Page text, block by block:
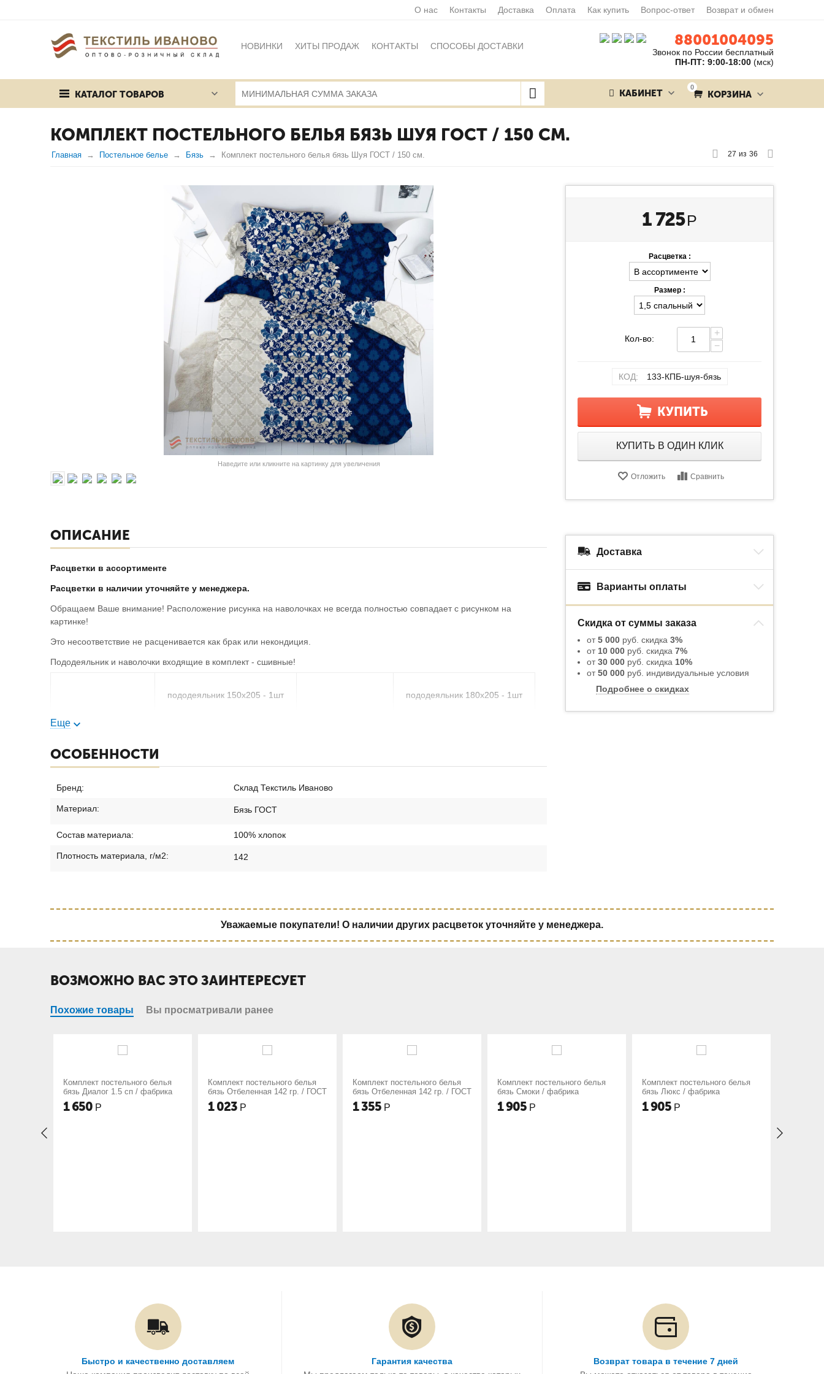
О нас Контакты Доставка Оплата Как купить Вопрос-ответ Возврат и обмен
НОВИНКИ ХИТЫ ПРОДАЖ КОНТАКТЫ СПОСОБЫ ДОСТАВКИ 88001004095
Звонок по России бесплатный
ПН-ПТ: 9:00-18:00 (мск)
КАТАЛОГ ТОВАРОВ
0
КОРЗИНА
КАБИНЕТ
КОМПЛЕКТ ПОСТЕЛЬНОГО БЕЛЬЯ БЯЗЬ ШУЯ ГОСТ / 150 СМ.
Главная Постельное белье Бязь Комплект постельного белья бязь Шуя ГОСТ / 150 см. 27 из 36
Наведите или кликните на картинку для увеличения
1 725 Р
Расцветка :
Размер :
Кол-во:
+
−
КОД: 133-КПБ-шуя-бязь
КУПИТЬ
КУПИТЬ В ОДИН КЛИК
Отложить Сравнить
ОПИСАНИЕ
Расцветки в ассортименте
Расцветки в наличии уточняйте у менеджера.
Обращаем Ваше внимание! Расположение рисунка на наволочках не всегда полностью совпадает с рисунком на
картинке!
Это несоответствие не расценивается как брак или некондиция.
Пододеяльник и наволочки входящие в комплект - сшивные!
пододеяльник 150х205 - 1шт пододеяльник 180х205 - 1шт
Еще
ОСОБЕННОСТИ
Бренд: Склад Текстиль Иваново
Материал: Бязь ГОСТ
Состав материала: 100% хлопок
Плотность материала, г/м2: 142
Доставка
Варианты оплаты
Скидка от суммы заказа
от5 000 руб. скидка 3%
от 10 000 руб. скидка 7%
от30 000 руб. скидка 10%
от50 000 руб. индивидуальные условия
Подробнее о скидках
Уважаемые покупатели! О наличии других расцветок уточняйте у менеджера.
ВОЗМОЖНО ВАС ЭТО ЗАИНТЕРЕСУЕТ
Похожие товары Вы просматривали ранее
Комплект постельного белья
бязь Отбеленная 142 гр. / ГОСТ
оптом
1 023
Комплект постельного белья
бязь Отбеленная 142 гр. / ГОСТ
1 355
Комплект постельного белья
бязь Смоки / фабрика
Самойлова
1 905
Комплект постельного белья
бязь Люкс / фабрика
Самойлова
1 905
Комплект постельного белья
бязь Тунис 1.5 сп. / фабрика
Самойлова
1 650
Быстро и качественно доставляем
Гарантия качества
Возврат товара в течение 7 дней